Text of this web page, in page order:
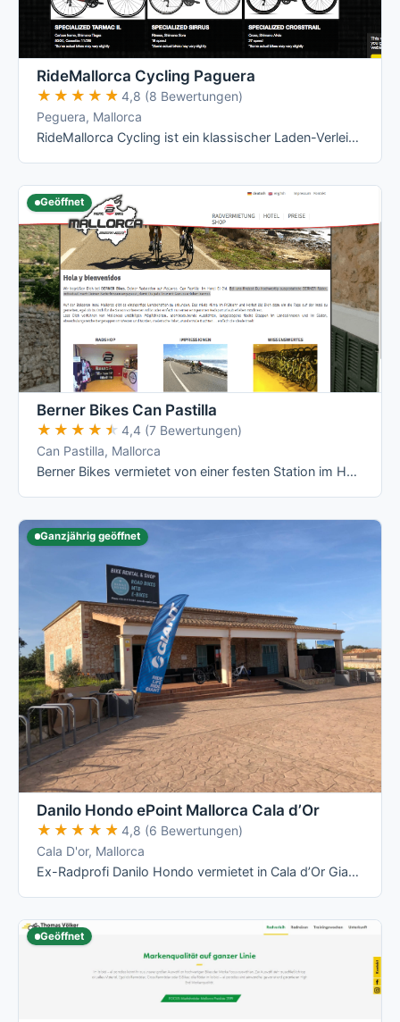
RideMallorca Cycling Paguera
★★★★★
★★★★★ 4,8 (8 Bewertungen)
Peguera, Mallorca
RideMallorca Cycling ist ein klassischer Laden-Verleih am Bulevar de Peguera: Du holst Dein Rad im Shop ab, dort wird es Dir angepasst – …
Geöffnet
Berner Bikes Can Pastilla
★★★★★
★★★★★ 4,4 (7 Bewertungen)
Can Pastilla, Mallorca
Berner Bikes vermietet von einer festen Station im Hotel THB El Cid an der Playa de Palma aus eine reine Rennrad- und E-Rennrad-Flotte mit …
Ganzjährig geöffnet
Danilo Hondo ePoint Mallorca Cala d’Or
★★★★★
★★★★★ 4,8 (6 Bewertungen)
Cala D'or, Mallorca
Ex-Radprofi Danilo Hondo vermietet in Cala d’Or Giant- und Liv-Räder – vom Rennrad über Mountainbike bis zum E-Bike – und betreibt dort ein …
Geöffnet